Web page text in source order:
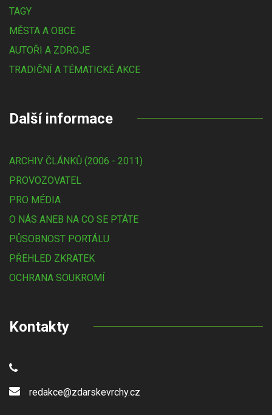
TAGY
MĚSTA A OBCE
AUTOŘI A ZDROJE
TRADIČNÍ A TÉMATICKÉ AKCE
Další informace
ARCHIV ČLÁNKŮ (2006 - 2011)
PROVOZOVATEL
PRO MÉDIA
O NÁS ANEB NA CO SE PTÁTE
PŮSOBNOST PORTÁLU
PŘEHLED ZKRATEK
OCHRANA SOUKROMÍ
Kontakty
redakce@zdarskevrchy.cz